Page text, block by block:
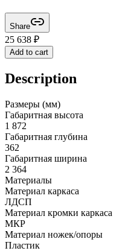
Share
25 638 ₽
Add to cart
Description
Размеры (мм)
Габаритная высота
1 872
Габаритная глубина
362
Габаритная ширина
2 364
Материалы
Материал каркаса
ЛДСП
Материал кромки каркаса
МКР
Материал ножек/опоры
Пластик